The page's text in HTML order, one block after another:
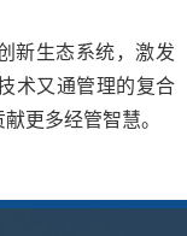
新生态系统，激发
术又通管理的复合
更多经管智慧。